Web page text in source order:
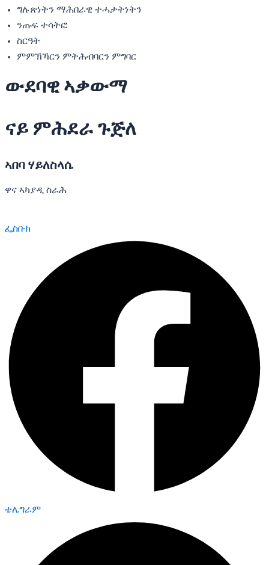
ግሉጽነትን ማሕበራዊ ተሓታትነትን
ንጡፍ ተሳትፎ
ስርዓት
ምምኽኻርን ምትሕብባርን ምግባር
ውደባዊ ኣቃውማ
ናይ ምሕደራ ጉጅለ
ኣበባ ሃይለስላሴ
ዋና ኣካያዲ ስራሕ
ፌስቡክ
ቴሌግራም